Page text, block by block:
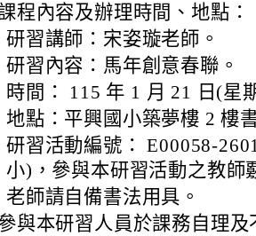
程內容及辦理時間、地點：
研習講師：宋姿璇老師。
研習內容：馬年創意春聯。
時間： 115 年 1 月 21 日(星
地點：平興國小築夢樓 2 樓
研習活動編號： E00058-
小)，參與本研習活動之教師
老師請自備書法用具。
與本研習人員於課務自理